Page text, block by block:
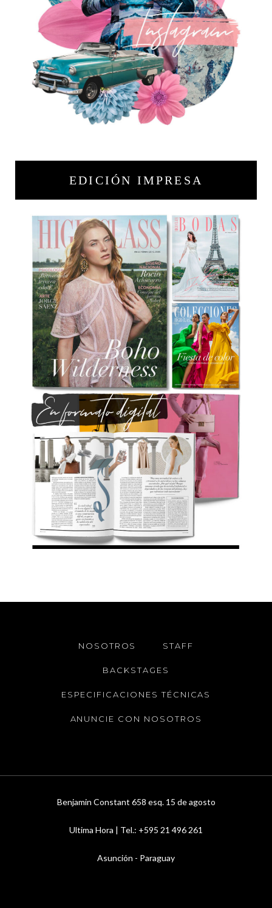
EDICIÓN IMPRESA
NOSOTROS STAFF
BACKSTAGES
ESPECIFICACIONES TÉCNICAS
ANUNCIE CON NOSOTROS
Benjamin Constant 658 esq. 15 de agosto
Ultima Hora | Tel.: +595 21 496 261
Asunción - Paraguay